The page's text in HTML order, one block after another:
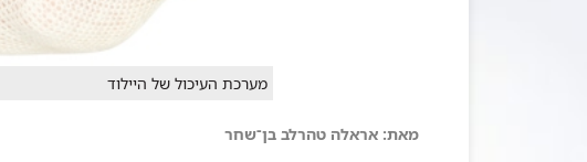
מערכת העיכול של היילוד
מאת: אראלה טהרלב בן־שחר